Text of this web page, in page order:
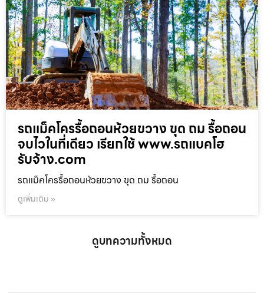
รถแม็คโครรื้อถอนห้วยขวาง ขุด ถม รื้อถอน
จบไวในที่เดียว เรียกใช้ www.รถแบคโฮ
รับจ้าง.com
รถแม็คโครรื้อถอนห้วยขวาง ขุด ถม รื้อถอน
ดูเพิ่มเติม »
ดูบทความทั้งหมด